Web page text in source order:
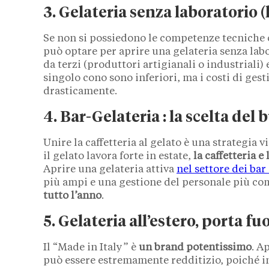
3. Gelateria senza laboratorio
Se non si possiedono le competenze
può optare per aprire una gelateria senza
da terzi (produttori artigianali o industriali)
singolo cono sono inferiori, ma i costi di
drasticamente.
4. Bar-Gelateria : la scelta del
Unire la caffetteria al gelato è una strategia
il gelato lavora forte in estate, la caffetteria e
Aprire una gelateria attiva nel settore dei
più ampi e una gestione del personale più
tutto l’anno.
5. Gelateria all’estero, porta
Il “Made in Italy” è un brand potentissimo.
può essere estremamente redditizio, poiché